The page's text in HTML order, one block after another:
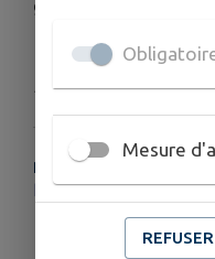
gardons la bonne
Publié par
PLUS D'INFORMATIONS
https://
Mesure
REFUSER